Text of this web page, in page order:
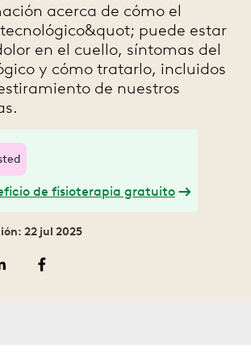
acerca de cómo el
puede estar
en el cuello, síntomas del
y cómo tratarlo, incluidos
de nuestros
de fisioterapia gratuito
22 jul 2025